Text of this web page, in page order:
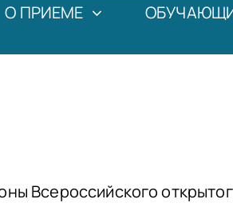
О ПРИЕМЕ
Всероссийского